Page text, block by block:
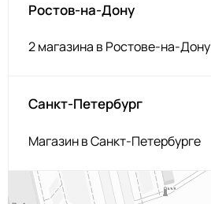
Фиалка
Лимонад
ВР172
Тёмный хаки
Голубой
ВР176
Карамель
ВР177
Ростов-на-Дону
2 магазина в Ростове-на-Дону
Санкт-Петербург
Магазин в Санкт-Петербурге